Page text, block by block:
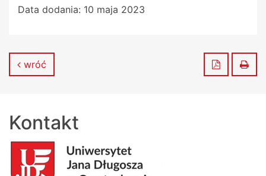
Data dodania: 10 maja 2023
wróć Zapisz do
Kontakt